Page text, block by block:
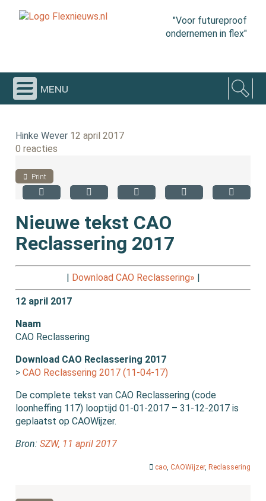
"Voor futureproof
ondernemen in flex"
menu
Hinke Wever 12 april 2017
0 reacties
Print
Nieuwe tekst CAO
Reclassering 2017
Download CAO Reclassering»
12 april 2017
Naam
CAO Reclassering
Download CAO Reclassering 2017
>CAO Reclassering 2017 (11-04-17)
De complete tekst van CAO Reclassering (code
loonheffing 117) looptijd 01-01-2017 – 31-12-2017 is
geplaatst op CAOWijzer.
Bron:SZW, 11 april 2017
cao, CAOWijzer, Reclassering